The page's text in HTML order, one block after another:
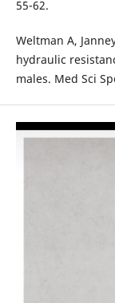
55-62.
Weltman A,
hydraulic
males. Med Sci